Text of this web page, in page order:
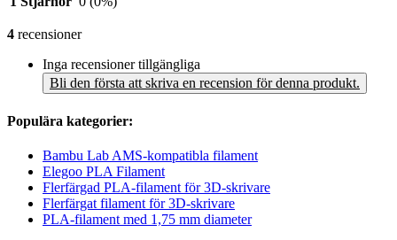
4 recensioner
Inga recensioner tillgängliga
Bli den första att skriva en recension för denna produkt.
Populära kategorier:
Bambu Lab AMS-kompatibla filament
Elegoo PLA Filament
Flerfärgad PLA-filament för 3D-skrivare
Flerfärgat filament för 3D-skrivare
PLA-filament med 1,75 mm diameter